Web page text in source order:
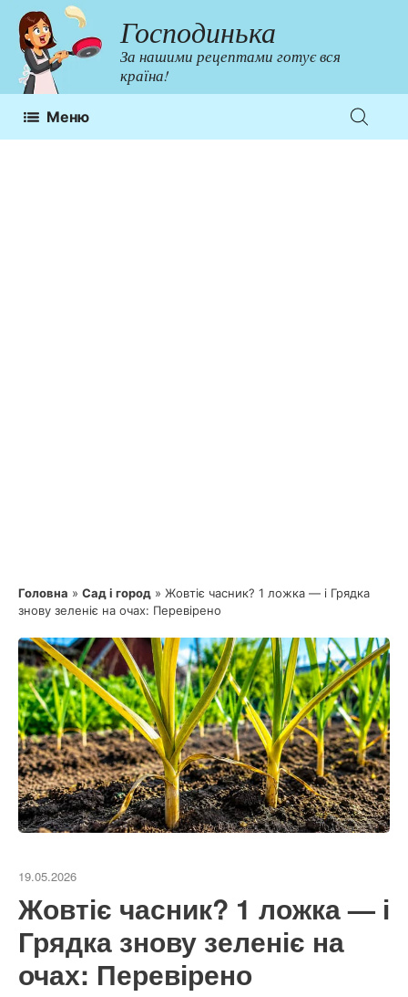
Перейти
до
контенту
Господинька
За нашими рецептами готує вся
країна!
Меню
Головна » Сад і город » Жовтіє часник? 1 ложка — і Грядка
знову зеленіє на очах: Перевірено
19.05.2026
Жовтіє часник? 1 ложка — і
Грядка знову зеленіє на
очах: Перевірено